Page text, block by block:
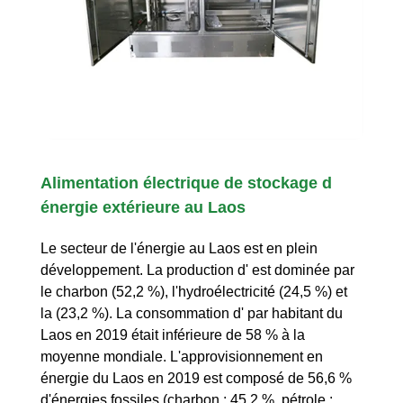
Alimentation électrique de stockage d
énergie extérieure au Laos
Le secteur de l'énergie au Laos est en plein
développement. La production d' est dominée par
le charbon (52,2 %), l'hydroélectricité (24,5 %) et
la (23,2 %). La consommation d' par habitant du
Laos en 2019 était inférieure de 58 % à la
moyenne mondiale. L'approvisionnement en
énergie du Laos en 2019 est composé de 56,6 %
d'énergies fossiles (charbon : 45,2 %, pétrole :